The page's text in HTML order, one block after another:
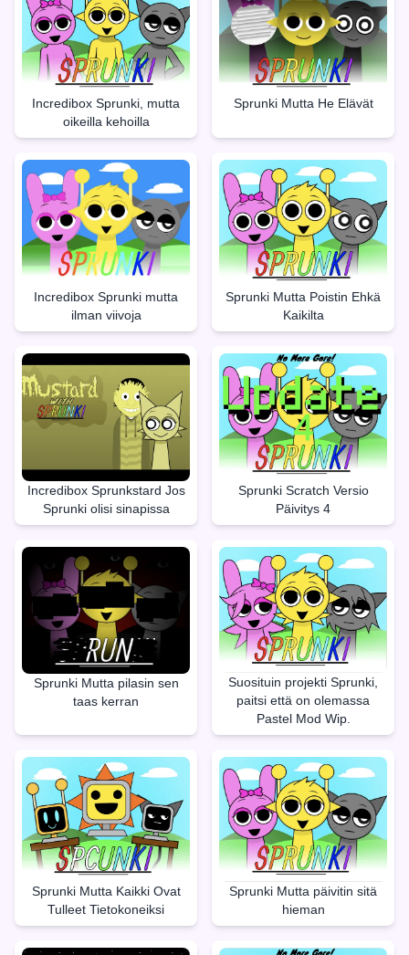
Incredibox Sprunki, mutta
oikeilla kehoilla
Sprunki Mutta He Elävät
Incredibox Sprunki mutta
ilman viivoja
Sprunki Mutta Poistin Ehkä
Kaikilta
Incredibox Sprunkstard Jos
Sprunki olisi sinapissa
Sprunki Scratch Versio
Päivitys 4
Sprunki Mutta pilasin sen
taas kerran
Suosituin projekti Sprunki,
paitsi että on olemassa
Pastel Mod Wip.
Sprunki Mutta Kaikki Ovat
Tulleet Tietokoneiksi
Sprunki Mutta päivitin sitä
hieman